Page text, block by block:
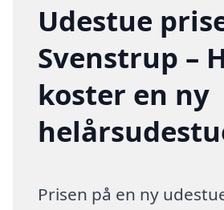
Udestue
Svenstrup –
koster en ny
Prisen på en ny